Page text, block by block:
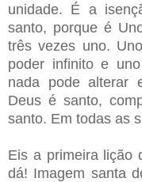
unidade. É a
santo, porque é
três vezes uno.
poder infinito e
nada pode alterar
Deus é santo,
santo. Em todas as
Eis a primeira lição
dá! Imagem santa